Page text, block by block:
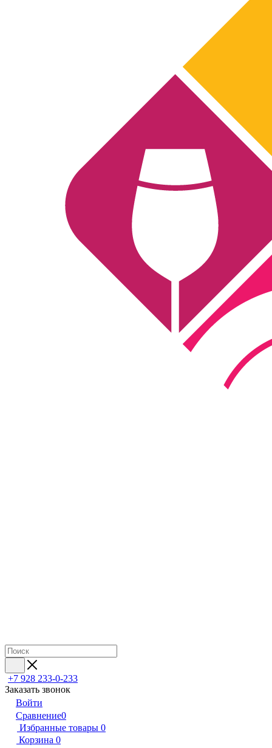
+7 928 233-0-233
Заказать звонок
Войти
Сравнение0
Избранные товары 0
Корзина 0